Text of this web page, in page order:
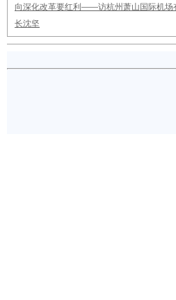
向深化改革要红利——访杭州萧山国际机场
长沈坚